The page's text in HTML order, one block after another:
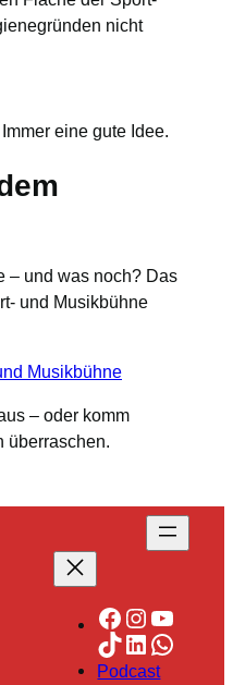
nicht
eine gute Idee.
– und was noch? Das
und Musikbühne
Musikbühne
– oder komm
überraschen.
Facebook
TikTok
LinkedIn
Podcast